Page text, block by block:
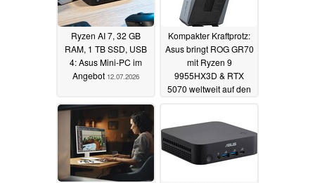
Ryzen AI 7, 32 GB
RAM, 1 TB SSD, USB
4: Asus Mini-PC im
Angebot 12.07.2026
Kompakter Kraftprotz:
Asus bringt ROG GR70
mit Ryzen 9
9955HX3D & RTX
5070 weltweit auf den